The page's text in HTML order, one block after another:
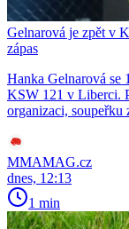
Gelnarová je zpět v
zápas
Hanka Gelnarová se
KSW 121 v Liberci.
organizaci,
MMAMAG.cz
dnes, 12:13
1 min